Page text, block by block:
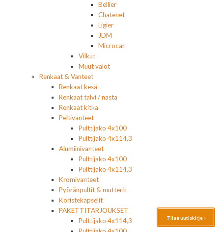
Bellier
Chatenet
Ligier
JDM
Microcar
Vilkut
Muut valot
Renkaat & Vanteet
Renkaat kesä
Renkaat talvi / nasta
Renkaat kitka
Peltivanteet
Pulttijako 4x100
Pulttijako 4x114,3
Alumiinivanteet
Pulttijako 4x100
Pulttijako 4x114,3
Kromivanteet
Pyöränpultit & mutterit
Koristekapselit
PAKETTITARJOUKSET
Pulttijako 4x114,3
Tilaa uutiskirje ›